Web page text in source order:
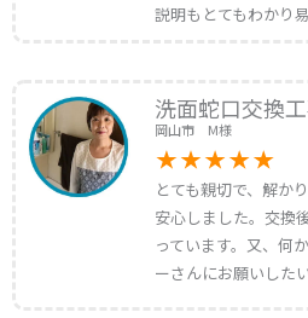
説明もとてもわかり
洗面蛇口交換
岡山市 M様
とても親切で、解か
安心しました。交換
っています。又、何
ーさんにお願いした